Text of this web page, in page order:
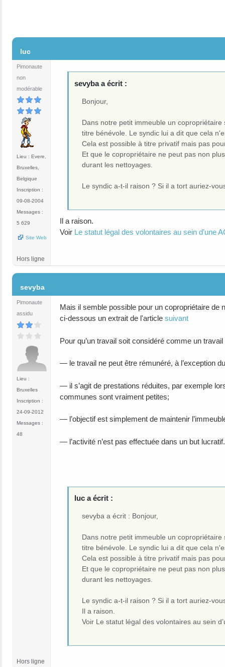
luc
Pimonaute
non
modérable
Lieu : Evere,
Bruxelles,
Belgique
Inscription :
09-08-2004
Messages :
5 629
Site Web
sevyba a écrit :
Bonjour,
Dans notre petit immeuble un
titre bénévole. Le syndic lui a dit que cela
Cela est possible à titre privatif mais pas
Et que le copropriétaire ne peut pas non
durant les nettoyages.
Le syndic a-t-il raison ? Si il a tort auriez-
Il a raison.
Voir Le statut légal des volontaires au sein d’une
Hors ligne
sevyba
Pimonaute
assidu
Lieu :
Bruxelles
Inscription :
24-09-2012
Messages :
48
Mais il semble possible pour un copropriétaire
ci-dessous un extrait de l'article suivant
Pour qu’un travail soit considéré comme un
— le travail ne peut être rémunéré, à l’exception
— il s’agit de prestations réduites, par exemple
communes sont vraiment petites;
— l’objectif est simplement de maintenir
— l’activité n’est pas effectuée dans un but lucratif.
luc a écrit :
sevyba a écrit : Bonjour,
Dans notre petit immeuble un
titre bénévole. Le syndic lui a dit que cela
Cela est possible à titre privatif mais pas
Et que le copropriétaire ne peut pas non
durant les nettoyages.
Le syndic a-t-il raison ? Si il a tort auriez-
Il a raison.
Voir Le statut légal des volontaires au sein
Hors ligne